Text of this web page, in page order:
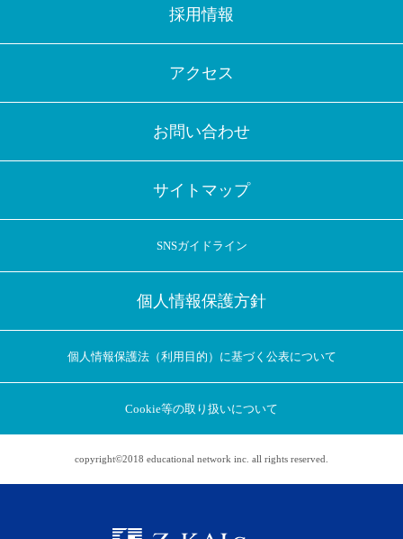
アプリに切り替えてみませんか
アプリ限定のコラムを配信中！
採用情報
アクセス
お問い合わせ
サイトマップ
SNSガイドライン
個人情報保護方針
個人情報保護法（利用目的）に基づく公表について
Cookie等の取り扱いについて
copyright©2018 educational network inc. all rights reserved.